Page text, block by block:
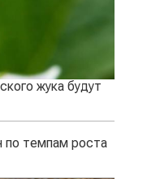
жука будут
по темпам роста